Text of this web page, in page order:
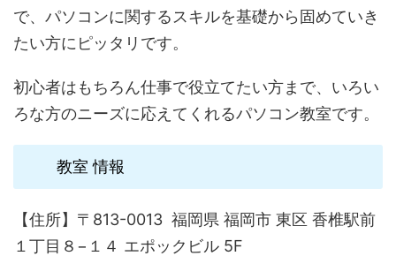
で、パソコンに関するスキルを基礎から固めていき
たい方にピッタリです。
初心者はもちろん仕事で役立てたい方まで、いろい
ろな方のニーズに応えてくれるパソコン教室です。
教室 情報
【住所】〒813-0013 福岡県 福岡市 東区 香椎駅前
１丁目８−１４ エポックビル 5F